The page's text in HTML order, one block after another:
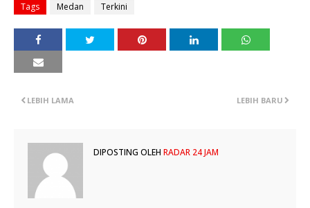
Tags Medan Terkini
LEBIH BARU
LEBIH LAMA
DIPOSTING OLEH RADAR 24 JAM